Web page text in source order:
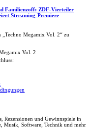
Familienzoff: ZDF-Vierteiler
Streaming-Premiere
„Techno Megamix Vol. 2“ zu
Rezensionen und Gewinnspiele in
Musik, Software, Technik und mehr